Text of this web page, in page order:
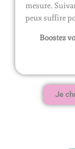
mesure.
peux suffire
Boostez
Je